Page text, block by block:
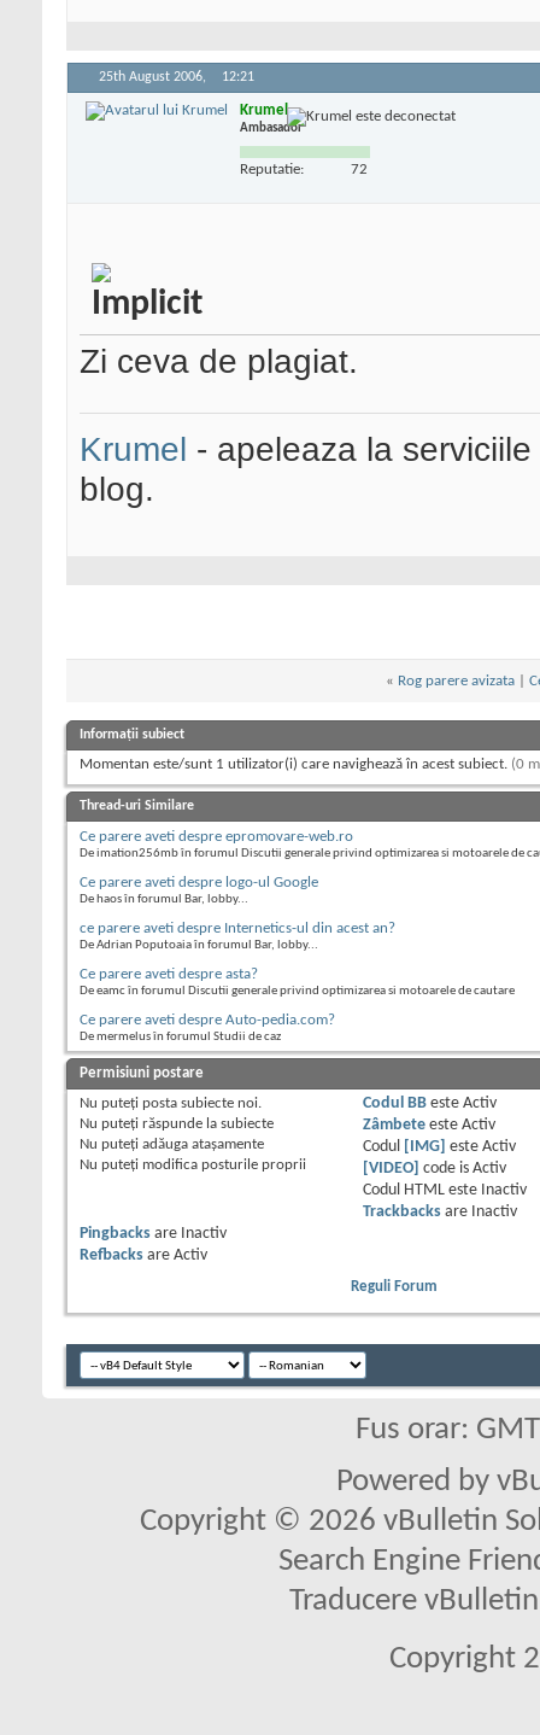
25th August 2006, 12:21
Krumel
Ambasador
Reputatie: 72
Zi ceva de plagiat.
Krumel - apeleaza la
blog.
« Rog parere avizata|
Informații subiect
Momentan este/sunt 1 utilizator(i) care navighează în acest subiect. (0
Thread-uri Similare
Ce parere aveti despre epromovare-web.ro
De imation256mb în forumul Discutii generale privind optimizarea si motoarele de
Ce parere aveti despre logo-ul Google
De haos în forumul Bar, lobby...
ce parere aveti despre Internetics-ul din acest an?
De Adrian Poputoaia în forumul Bar, lobby...
Ce parere aveti despre asta?
De eamc în forumul Discutii generale privind optimizarea si motoarele de cautare
Ce parere aveti despre Auto-pedia.com?
De mermelus în forumul Studii de caz
Permisiuni postare
Nu puteţi posta subiecte noi.
Nu puteţi răspunde la subiecte
Nu puteţi adăuga ataşamente
Nu puteţi modifica posturile proprii
Codul BBeste Activ
Zâmbeteeste Activ
Codul
[IMG] este Activ
[VIDEO] code is Activ
Codul HTML este
Inactiv
Trackbacksare
Inactiv
Pingbacks are
Inactiv
Refbacks are Activ
Reguli Forum
Fus orar:
Powered by
Copyright © 2026 vBulletin
Search Engine
Traducere
Copyright